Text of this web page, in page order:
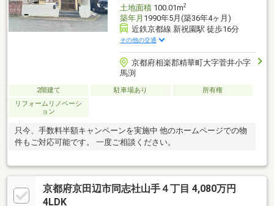
土地面積100.01m2
築年月 1990年5月(築36年4ヶ月)
近鉄京都線 新祝園駅 徒歩16分
その他の交通
京都府相楽郡精華町大字菅井小字
馬渕
2階建て 駐車場あり
所有権
リフォームリノベーシ
ョン
只今、手数料半額キャンペーンを実施中 他のホームページでの物
件もご対応可能です。 一度ご相談ください。
京都府京田辺市同志社山手４丁目 4,080万円
4LDK